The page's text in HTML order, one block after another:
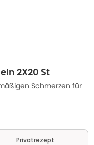
2X20 St
Schmerzen für
Privatrezept